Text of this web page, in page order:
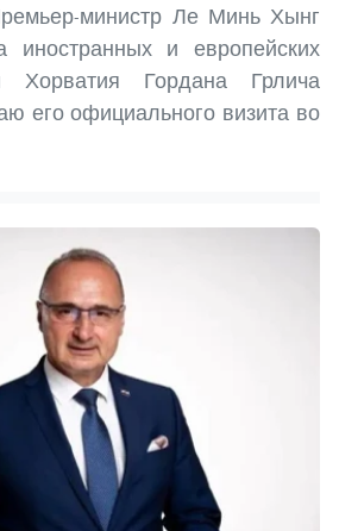
министр Ле Минь Хынг
иностранных и европейских
Хорватия Гордана Грлича
его официального визита во